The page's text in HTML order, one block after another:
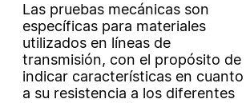
Las pruebas mecánicas son
específicas para materiales
utilizados en líneas de
transmisión, con el propósito de
indicar características en cuanto
a su resistencia a los diferentes